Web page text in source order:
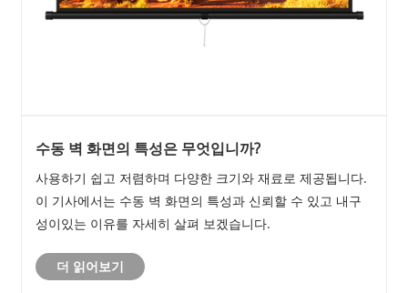
수동 벽 화면의 특성은 무엇입니까?
사용하기 쉽고 저렴하며 다양한 크기와 재료로 제공됩니다.
이 기사에서는 수동 벽 화면의 특성과 신뢰할 수 있고 내구
성이있는 이유를 자세히 살펴 보겠습니다.
더 읽어보기